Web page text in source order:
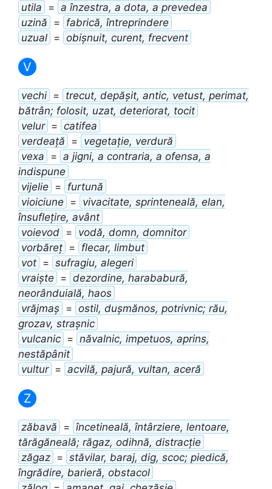
utila = a înzestra, a dota, a prevedea
uzină = fabrică, întreprindere
uzual = obișnuit, curent, frecvent
V
vechi = trecut, depășit, antic, vetust, perimat,
bătrân; folosit, uzat, deteriorat, tocit
velur = catifea
verdeață = vegetație, verdură
vexa = a jigni, a contraria, a ofensa, a
indispune
vijelie = furtună
vioiciune = vivacitate, sprinteneală, elan,
însuflețire, avânt
voievod = vodă, domn, domnitor
vorbăreț = flecar, limbut
vot = sufragiu, alegeri
vraiște = dezordine, harababură,
neorânduială, haos
vrăjmaș = ostil, dușmănos, potrivnic; rău,
grozav, strașnic
vulcanic = năvalnic, impetuos, aprins,
nestăpânit
vultur = acvilă, pajură, vultan, aceră
Z
zăbavă = încetineală, întârziere, lentoare,
tărăgăneală; răgaz, odihnă, distracție
zăgaz = stăvilar, baraj, dig, scoc; piedică,
îngrădire, barieră, obstacol